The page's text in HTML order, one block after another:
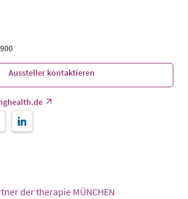
Aussteller kontaktieren
der therapie MÜNCHEN